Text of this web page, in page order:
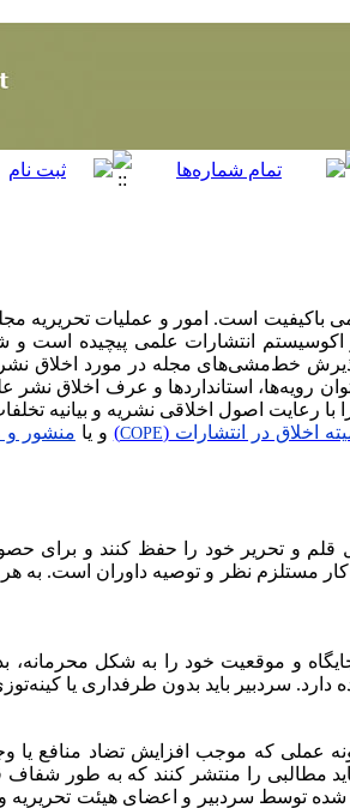
باکیفیت است. امور و عملیات تحریریه
انتشارات علمی پیچیده است و
خط‌مشی‌های مجله در مورد اخلاق
رویه‌ها، استانداردها و عرف اخلاق نشر
با رعایت اصول اخلاقی نشریه و بیانیه
اخلاق در انتشارات(
COPE
) و یا منشور و
قلم و تحریر خود را حفظ کنند و برای
مستلزم نظر و توصیه داوران است. به هر
جایگاه و موقعیت خود را به ‌شکل محرمانه،
سردبیر باید بدون طرفداری یا
عملی که موجب افزایش تضاد منافع یا
مطالبی را منتشر کنند که به طور شفاف
توسط سردبیر و اعضای هیئت